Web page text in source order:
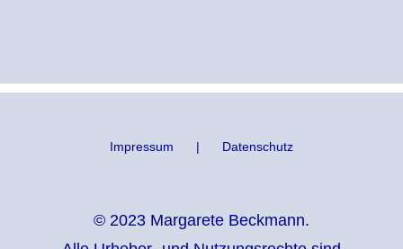
Impressum Datenschutz
© 2023 Margarete Beckmann.